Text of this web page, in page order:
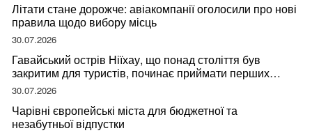
Літати стане дорожче: авіакомпанії оголосили про нові
правила щодо вибору місць
30.07.2026
Гавайський острів Ніїхау, що понад століття був
закритим для туристів, починає приймати перших
відвідувачів
30.07.2026
Чарівні європейські міста для бюджетної та
незабутньої відпустки